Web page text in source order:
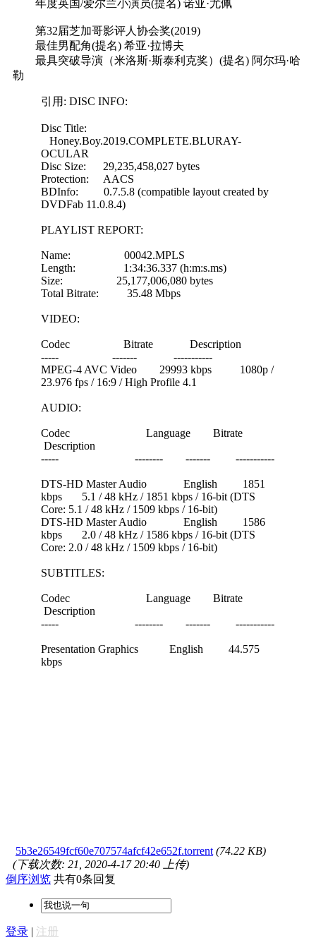
年度英国/爱尔兰小演员(提名) 诺亚·尤佩
第32届芝加哥影评人协会奖(2019)
最佳男配角(提名) 希亚·拉博夫
最具突破导演（米洛斯·斯泰利克奖）(提名) 阿尔玛·哈
勒
引用: DISC INFO:
Disc Title:
Honey.Boy.2019.COMPLETE.BLURAY-
OCULAR
Disc Size: 29,235,458,027 bytes
Protection: AACS
BDInfo: 0.7.5.8 (compatible layout created by
DVDFab 11.0.8.4)
PLAYLIST REPORT:
Name: 00042.MPLS
Length: 1:34:36.337 (h:m:s.ms)
Size: 25,177,006,080 bytes
Total Bitrate: 35.48 Mbps
VIDEO:
Codec Bitrate Description
----- ------- -----------
MPEG-4 AVC Video 29993 kbps 1080p /
23.976 fps / 16:9 / High Profile 4.1
AUDIO:
Codec Language Bitrate
Description
----- -------- ------- -----------
DTS-HD Master Audio English 1851
kbps 5.1 / 48 kHz / 1851 kbps / 16-bit (DTS
Core: 5.1 / 48 kHz / 1509 kbps / 16-bit)
DTS-HD Master Audio English 1586
kbps 2.0 / 48 kHz / 1586 kbps / 16-bit (DTS
Core: 2.0 / 48 kHz / 1509 kbps / 16-bit)
SUBTITLES:
Codec Language Bitrate
Description
----- -------- ------- -----------
Presentation Graphics English 44.575
kbps
5b3e26549fcf60e707574afcf42e652f.torrent (74.22 KB)
(下载次数: 21, 2020-4-17 20:40 上传)
倒序浏览 共有0条回复
登录 | 注册